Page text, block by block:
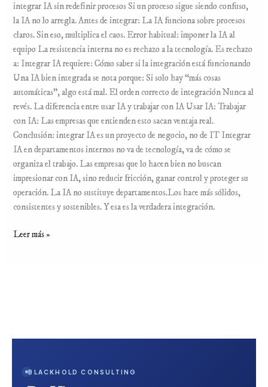
integrar IA sin redefinir procesos Si un proceso sigue siendo confuso,
la IA no lo arregla. Antes de integrar: La IA funciona sobre procesos
claros. Sin eso, multiplica el caos. Error habitual: imponer la IA al
equipo La resistencia interna no es rechazo a la tecnología. Es rechazo
a: Integrar IA requiere: Cómo saber si la integración está funcionando
Una IA bien integrada se nota porque: Si solo hay “más cosas
automáticas”, algo está mal. El orden correcto de integración Nunca al
revés. La diferencia entre usar IA y trabajar con IA Usar IA: Trabajar
con IA: Las empresas que entienden esto sacan ventaja real.
Conclusión: integrar IA es un proyecto de negocio, no de IT Integrar
IA en departamentos internos no va de tecnología, va de cómo se
organiza el trabajo. Las empresas que lo hacen bien no buscan
impresionar con IA, sino reducir fricción, ganar control y proteger su
operación. La IA no sustituye departamentos.Los hace más sólidos,
consistentes y sostenibles. Y esa es la verdadera integración.
Leer más »
BLACKHOLD CONSULTING